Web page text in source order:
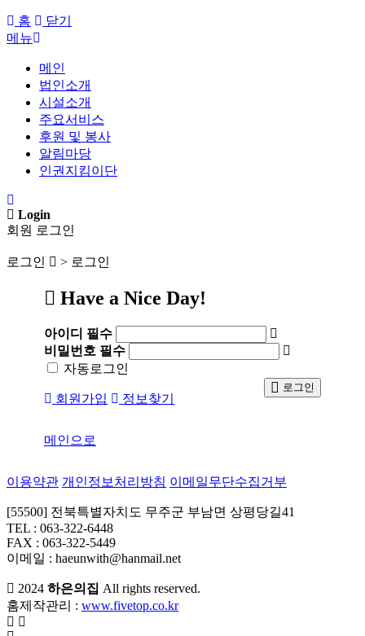
홈
닫기
메뉴
메인
법인소개
시설소개
주요서비스
후원 및 봉사
알림마당
인권지킴이단
Login
회원 로그인
로그인 > 로그인
Have a Nice Day!
아이디 필수
비밀번호 필수
자동로그인
로그인
회원가입 정보찾기
메인으로
이용약관 개인정보처리방침 이메일무단수집거부
[55500] 전북특별자치도 무주군 부남면 상평당길41
TEL : 063-322-6448
FAX : 063-322-5449
이메일 : haeunwith@hanmail.net
2024 하은의집 All rights reserved.
홈제작관리 : www.fivetop.co.kr